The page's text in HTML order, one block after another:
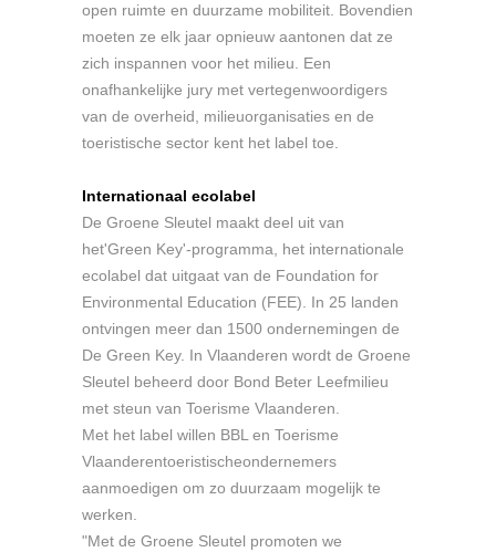
open ruimte en duurzame mobiliteit. Bovendien
moeten ze elk jaar opnieuw aantonen dat ze
zich inspannen voor het milieu. Een
onafhankelijke jury met vertegenwoordigers
van de overheid, milieuorganisaties en de
toeristische sector kent het label toe.
Internationaal ecolabel
De Groene Sleutel maakt deel uit van
het'Green Key'-programma, het internationale
ecolabel dat uitgaat van de Foundation for
Environmental Education (FEE). In 25 landen
ontvingen meer dan 1500 ondernemingen de
De Green Key. In Vlaanderen wordt de Groene
Sleutel beheerd door Bond Beter Leefmilieu
met steun van Toerisme Vlaanderen.
Met het label willen BBL en Toerisme
Vlaanderentoeristischeondernemers
aanmoedigen om zo duurzaam mogelijk te
werken.
"Met de Groene Sleutel promoten we